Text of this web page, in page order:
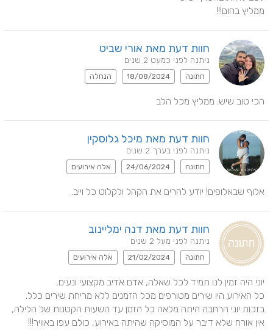
ממליץ בחום!!!
חוות דעת מאת אורי שביט
ניתנה לפני כמעט 2 שנים
חתונה 18/08/2024 הנחלה
הכי טוב שיש. ממליץ מכל הלב
חוות דעת מאת מיכל גלוסקין
ניתנה לפני בערך 2 שנים
חתונה 24/06/2024 אלה אירועים
אלוף שבאלופים! יודע להרים את הקהל ולקלוט כל וייב.
חוות דעת מאת דנה ימליינוב
ניתנה לפני מעל 2 שנים
חתונה 21/02/2024 אלה אירועים